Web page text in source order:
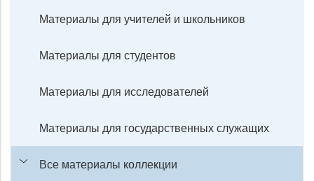
Материалы для учителей и школьников
Материалы для студентов
Материалы для исследователей
Материалы для государственных служащих
Все материалы коллекции